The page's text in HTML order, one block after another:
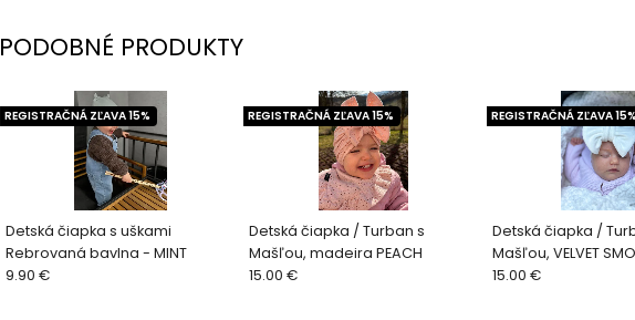
PODOBNÉ PRODUKTY
Detská čiapka s uškami
Rebrovaná bavlna - MINT
REGISTRAČNÁ ZĽAVA 15%
9.90 €
Detská čiapka / Turban s
Mašľou, madeira PEACH
REGISTRAČNÁ ZĽAVA 15%
15.00 €
Detská čiapka /
Mašľou, VELVET
REGISTRAČNÁ ZĽAVA 15%
15.00 €